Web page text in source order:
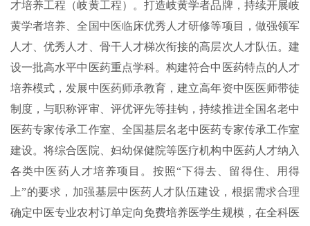
才培养工程（岐黄工程）。打造岐黄学者品牌，持续开展岐
黄学者培养、全国中医临床优秀人才研修等项目，做强领军
人才、优秀人才、骨干人才梯次衔接的高层次人才队伍。建
设一批高水平中医药重点学科。构建符合中医药特点的人才
培养模式，发展中医药师承教育，建立高年资中医医师带徒
制度，与职称评审、评优评先等挂钩，持续推进全国名老中
医药专家传承工作室、全国基层名老中医药专家传承工作室
建设。将综合医院、妇幼保健院等医疗机构中医药人才纳入
各类中医药人才培养项目。按照“下得去、留得住、用得
上”的要求，加强基层中医药人才队伍建设，根据需求合理
确定中医专业农村订单定向免费培养医学生规模，在全科医